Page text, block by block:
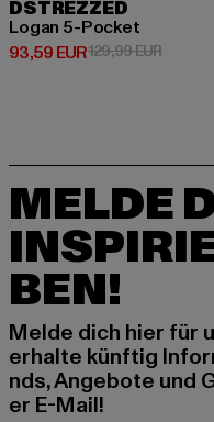
DSTREZZED
Logan 5-Pocket
93,59 EUR
Derzeitiger Preis: 93,59 EUR
129,99 EUR
MELDE
BEN!
Melde dich hier für
erhalte künftig
nds, Angebote und
er E-Mail!